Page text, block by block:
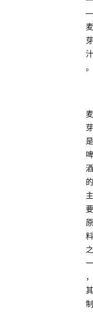
—
麦
芽
汁
。
麦
芽
是
啤
酒
的
主
要
原
料
之
一
，
其
制